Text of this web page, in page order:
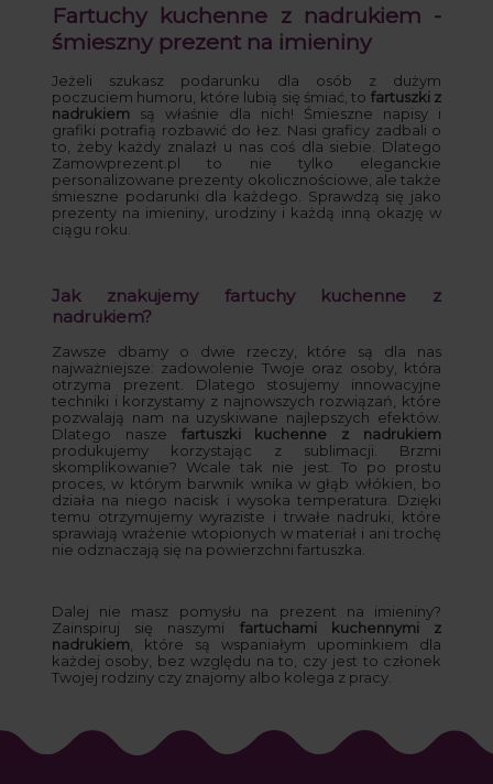
Fartuchy kuchenne z nadrukiem -
śmieszny prezent na imieniny
Jeżeli szukasz podarunku dla osób z dużym
poczuciem humoru, które lubią się śmiać, to fartuszki z
nadrukiemsą właśnie dla nich! Śmieszne napisy i
grafiki potrafią rozbawić do łez. Nasi graficy zadbali o
to, żeby każdy znalazł u nas coś dla siebie. Dlatego
Zamowprezent.pl to nie tylko eleganckie
personalizowane prezenty okolicznościowe, ale także
śmieszne podarunki dla każdego. Sprawdzą się jako
prezenty na imieniny, urodziny i każdą inną okazję w
ciągu roku.
Jak znakujemy fartuchy kuchenne z
nadrukiem?
Zawsze dbamy o dwie rzeczy, które są dla nas
najważniejsze: zadowolenie Twoje oraz osoby, która
otrzyma prezent. Dlatego stosujemy innowacyjne
techniki i korzystamy z najnowszych rozwiązań, które
pozwalają nam na uzyskiwane najlepszych efektów.
Dlatego nasze fartuszki kuchenne z nadrukiem
produkujemy korzystając z sublimacji. Brzmi
skomplikowanie? Wcale tak nie jest. To po prostu
proces, w którym barwnik wnika w głąb włókien, bo
działa na niego nacisk i wysoka temperatura. Dzięki
temu otrzymujemy wyraziste i trwałe nadruki, które
sprawiają wrażenie wtopionych w materiał i ani trochę
nie odznaczają się na powierzchni fartuszka.
Dalej nie masz pomysłu na prezent na imieniny?
Zainspiruj się naszymi fartuchami kuchennymi z
nadrukiem, które są wspaniałym upominkiem dla
każdej osoby, bez względu na to, czy jest to członek
Twojej rodziny czy znajomy albo kolega z pracy.